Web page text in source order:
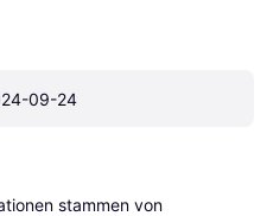
09-24
stammen von